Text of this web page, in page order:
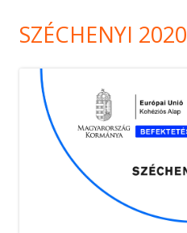
SZÉCHENYI 2020